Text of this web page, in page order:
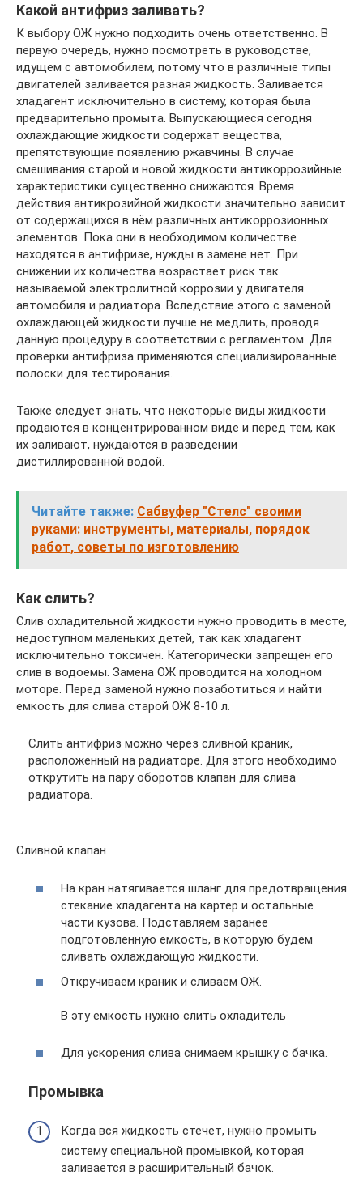
Какой антифриз заливать?
К выбору ОЖ нужно подходить очень ответственно. В
первую очередь, нужно посмотреть в руководстве,
идущем с автомобилем, потому что в различные типы
двигателей заливается разная жидкость. Заливается
хладагент исключительно в систему, которая была
предварительно промыта. Выпускающиеся сегодня
охлаждающие жидкости содержат вещества,
препятствующие появлению ржавчины. В случае
смешивания старой и новой жидкости антикоррозийные
характеристики существенно снижаются. Время
действия антикрозийной жидкости значительно зависит
от содержащихся в нём различных антикоррозионных
элементов. Пока они в необходимом количестве
находятся в антифризе, нужды в замене нет. При
снижении их количества возрастает риск так
называемой электролитной коррозии у двигателя
автомобиля и радиатора. Вследствие этого с заменой
охлаждающей жидкости лучше не медлить, проводя
данную процедуру в соответствии с регламентом. Для
проверки антифриза применяются специализированные
полоски для тестирования.
Также следует знать, что некоторые виды жидкости
продаются в концентрированном виде и перед тем, как
их заливают, нуждаются в разведении
дистиллированной водой.
Читайте также: Сабвуфер "Стелс" своими
руками: инструменты, материалы, порядок
работ, советы по изготовлению
Как слить?
Слив охладительной жидкости нужно проводить в месте,
недоступном маленьких детей, так как хладагент
исключительно токсичен. Категорически запрещен его
слив в водоемы. Замена ОЖ проводится на холодном
моторе. Перед заменой нужно позаботиться и найти
емкость для слива старой ОЖ 8-10 л.
Слить антифриз можно через сливной краник,
расположенный на радиаторе. Для этого необходимо
открутить на пару оборотов клапан для слива
радиатора.
Сливной клапан
На кран натягивается шланг для предотвращения
стекание хладагента на картер и остальные
части кузова. Подставляем заранее
подготовленную емкость, в которую будем
сливать охлаждающую жидкости.
Откручиваем краник и сливаем ОЖ.
В эту емкость нужно слить охладитель
Для ускорения слива снимаем крышку с бачка.
Промывка
Когда вся жидкость стечет, нужно промыть
систему специальной промывкой, которая
заливается в расширительный бачок.